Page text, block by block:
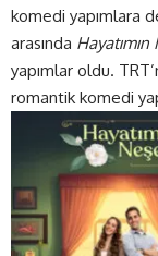
komedi yapımlara
arasında Hayatımın
yapımlar oldu.
romantik komedi